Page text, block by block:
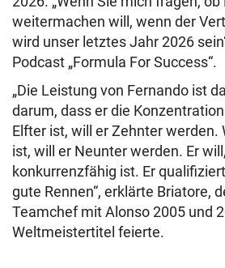
weitermachen will, wenn der
wird unser letztes Jahr 2026
Podcast „Formula For Success“.
„Die Leistung von Fernando ist
darum, dass er die
Elfter ist, will er Zehnter werden.
ist, will er Neunter werden. Er
konkurrenzfähig ist. Er
gute Rennen“, erklärte Briatore,
Teamchef mit Alonso 2005 und
Weltmeistertitel feierte.